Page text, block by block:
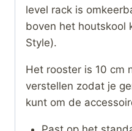
level rack is
boven het houtskool
Style).
Het rooster is 10 cm
verstellen zodat je
kunt om de